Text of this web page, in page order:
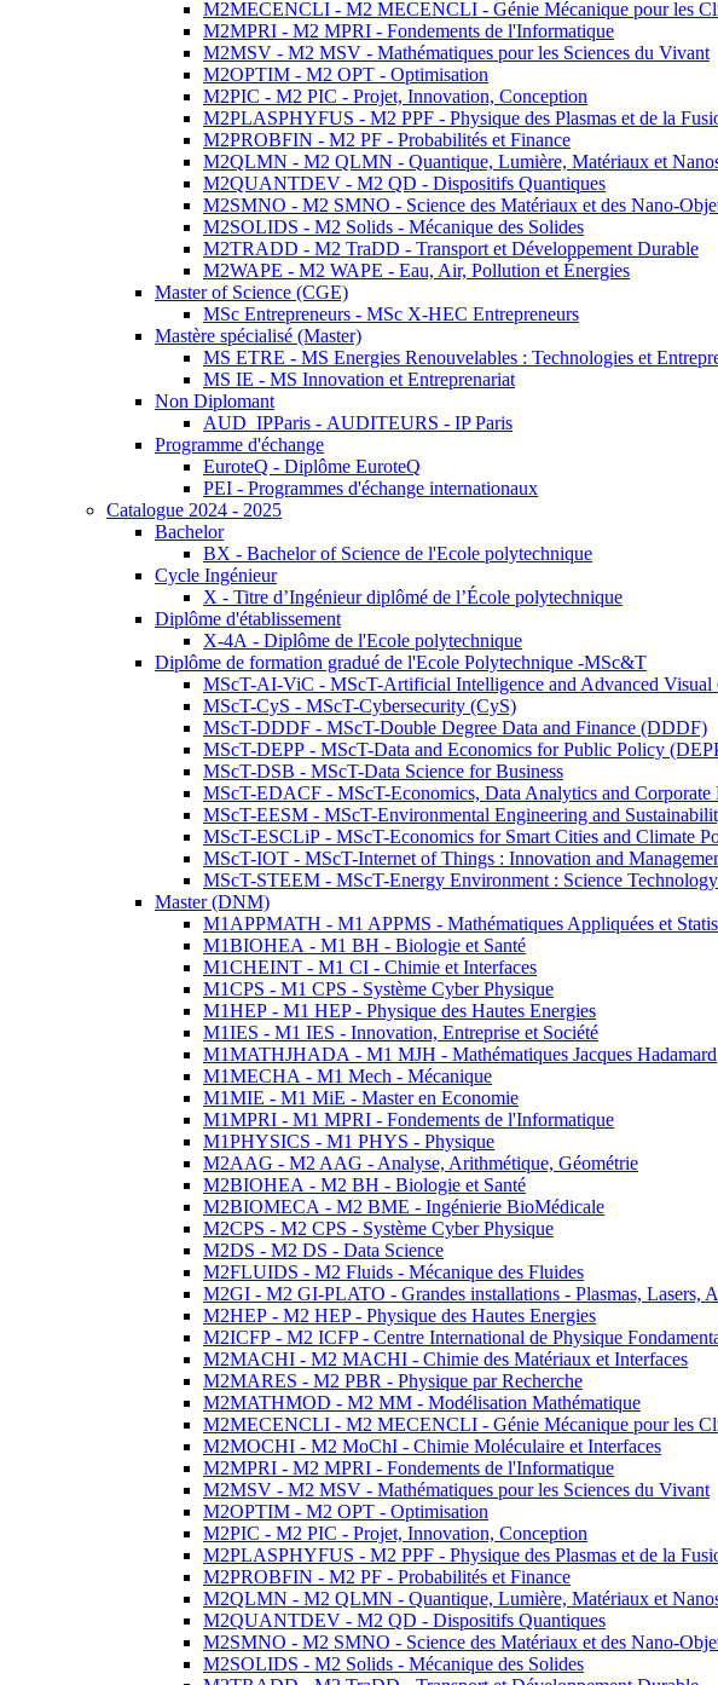
M2MECENCLI - M2 MECENCLI - Génie Mécanique pour les
M2MPRI - M2 MPRI - Fondements de l'Informatique
M2MSV - M2 MSV - Mathématiques pour les Sciences du Vivant
M2OPTIM - M2 OPT - Optimisation
M2PIC - M2 PIC - Projet, Innovation, Conception
M2PLASPHYFUS - M2 PPF - Physique des Plasmas et de la
M2PROBFIN - M2 PF - Probabilités et Finance
M2QLMN - M2 QLMN - Quantique, Lumière, Matériaux et
M2QUANTDEV - M2 QD - Dispositifs Quantiques
M2SMNO - M2 SMNO - Science des Matériaux et des Nano-
M2SOLIDS - M2 Solids - Mécanique des Solides
M2TRADD - M2 TraDD - Transport et Développement Durable
M2WAPE - M2 WAPE - Eau, Air, Pollution et Énergies
Master of Science (CGE)
MSc Entrepreneurs - MSc X-HEC Entrepreneurs
Mastère spécialisé (Master)
MS ETRE - MS Energies Renouvelables : Technologies et
MS IE - MS Innovation et Entreprenariat
Non Diplomant
AUD_IPParis - AUDITEURS - IP Paris
Programme d'échange
EuroteQ - Diplôme EuroteQ
PEI - Programmes d'échange internationaux
Catalogue 2024 - 2025
Bachelor
BX - Bachelor of Science de l'Ecole polytechnique
Cycle Ingénieur
X - Titre d’Ingénieur diplômé de l’École polytechnique
Diplôme d'établissement
X-4A - Diplôme de l'Ecole polytechnique
Diplôme de formation gradué de l'Ecole Polytechnique -MSc&T
MScT-AI-ViC - MScT-Artificial Intelligence and Advanced Visual
MScT-CyS - MScT-Cybersecurity (CyS)
MScT-DDDF - MScT-Double Degree Data and Finance (DDDF)
MScT-DEPP - MScT-Data and Economics for Public Policy
MScT-DSB - MScT-Data Science for Business
MScT-EDACF - MScT-Economics, Data Analytics and Corporate
MScT-EESM - MScT-Environmental Engineering and
MScT-ESCLiP - MScT-Economics for Smart Cities and Climate
MScT-IOT - MScT-Internet of Things : Innovation and
MScT-STEEM - MScT-Energy Environment : Science
Master (DNM)
M1APPMATH - M1 APPMS - Mathématiques Appliquées et
M1BIOHEA - M1 BH - Biologie et Santé
M1CHEINT - M1 CI - Chimie et Interfaces
M1CPS - M1 CPS - Système Cyber Physique
M1HEP - M1 HEP - Physique des Hautes Energies
M1IES - M1 IES - Innovation, Entreprise et Société
M1MATHJHADA - M1 MJH - Mathématiques Jacques Hadamard
M1MECHA - M1 Mech - Mécanique
M1MIE - M1 MiE - Master en Economie
M1MPRI - M1 MPRI - Fondements de l'Informatique
M1PHYSICS - M1 PHYS - Physique
M2AAG - M2 AAG - Analyse, Arithmétique, Géométrie
M2BIOHEA - M2 BH - Biologie et Santé
M2BIOMECA - M2 BME - Ingénierie BioMédicale
M2CPS - M2 CPS - Système Cyber Physique
M2DS - M2 DS - Data Science
M2FLUIDS - M2 Fluids - Mécanique des Fluides
M2GI - M2 GI-PLATO - Grandes installations - Plasmas, Lasers,
M2HEP - M2 HEP - Physique des Hautes Energies
M2ICFP - M2 ICFP - Centre International de Physique
M2MACHI - M2 MACHI - Chimie des Matériaux et Interfaces
M2MARES - M2 PBR - Physique par Recherche
M2MATHMOD - M2 MM - Modélisation Mathématique
M2MECENCLI - M2 MECENCLI - Génie Mécanique pour les
M2MOCHI - M2 MoChI - Chimie Moléculaire et Interfaces
M2MPRI - M2 MPRI - Fondements de l'Informatique
M2MSV - M2 MSV - Mathématiques pour les Sciences du Vivant
M2OPTIM - M2 OPT - Optimisation
M2PIC - M2 PIC - Projet, Innovation, Conception
M2PLASPHYFUS - M2 PPF - Physique des Plasmas et de la
M2PROBFIN - M2 PF - Probabilités et Finance
M2QLMN - M2 QLMN - Quantique, Lumière, Matériaux et
M2QUANTDEV - M2 QD - Dispositifs Quantiques
M2SMNO - M2 SMNO - Science des Matériaux et des Nano-
M2SOLIDS - M2 Solids - Mécanique des Solides